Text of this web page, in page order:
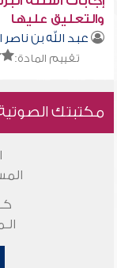
والتعليق عليها
عبد الله بن
تقييم المادة:
مكتبتك